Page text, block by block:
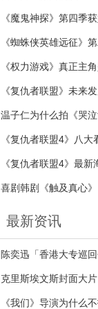
名气大增
《魔鬼神探》第四季
归剧情核心
《蜘蛛侠英雄远征》
身份是谁
《权力游戏》真正主
《复仇者联盟》未来
接续传奇吗
温子仁为什么拍《哭
是哭泣的女人
《复仇者联盟4》八
否战胜宇宙最强反派
《复仇者联盟4》最
次合照
喜剧韩剧《触及真心
最新资讯
陈奕迅「香港大专巡
玩手机的学生
克里斯埃文斯封面大
队长》
《我们》导演为什么